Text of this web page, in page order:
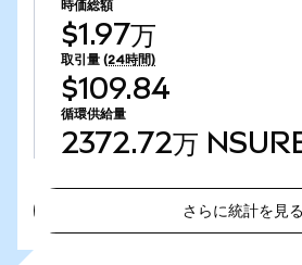
時価総額
$1.97万
取引量 (24時間)
$109.84
循環供給量
2372.72万
さらに統計を見る